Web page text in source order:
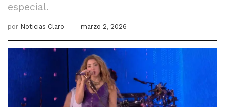
especial.
por Noticias Claro marzo 2, 2026